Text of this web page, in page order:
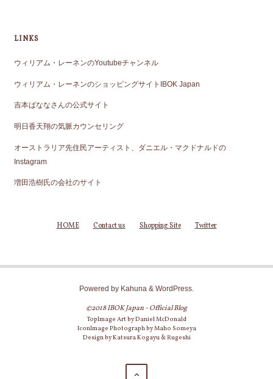
LINKS
ウィリアム・レーネンのYoutubeチャンネル
ウィリアム・レーネンのショッピングサイトIBOK Japan
吉本ばななさんの公式サイト
明日香天翔の気脈カウンセリング
オーストラリア先住民アーティスト、ダニエル・マクドナルドの
Instagram
増田浩樹氏の会社のサイト
HOME Contact us Shopping Site Twitter
Powered by Kahuna & WordPress
©2018 IBOK Japan - Official Blog
TopImage Art by Daniel McDonald
IconImage Photograph by Maho Someya
Design by Katsura Kogayu & Rugeshi